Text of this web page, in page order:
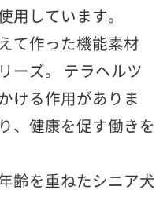
用しています。
て作った機能素材
ーズ。 テラヘルツ
ける作用がありま
、健康を促す働きを
齢を重ねたシニア犬